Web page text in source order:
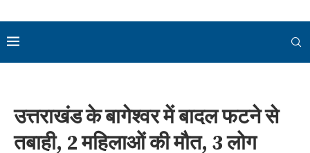
उत्तराखंड के बागेश्वर में बादल फटने से
तबाही, 2 महिलाओं की मौत, 3 लोग